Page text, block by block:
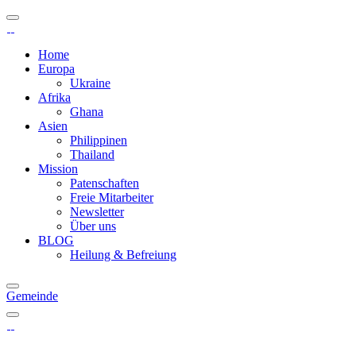
Home
Europa
Ukraine
Afrika
Ghana
Asien
Philippinen
Thailand
Mission
Patenschaften
Freie Mitarbeiter
Newsletter
Über uns
BLOG
Heilung & Befreiung
Gemeinde